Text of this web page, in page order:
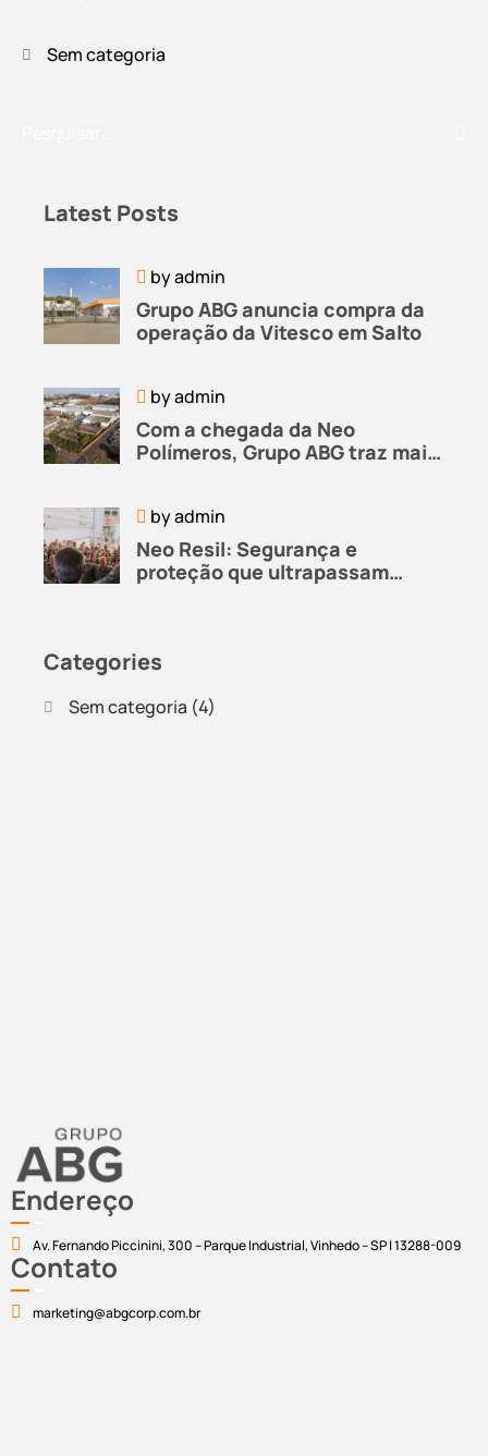
Sem categoria
Latest Posts
byadmin
Grupo ABG anuncia compra da
operação da Vitesco em Salto
byadmin
Com a chegada da Neo
Polímeros, Grupo ABG traz mais
byadmin
Neo Resil: Segurança e
proteção que ultrapassam
Categories
Sem categoria (4)
Endereço
Av. Fernando Piccinini, 300 – Parque Industrial, Vinhedo – SP | 13288-009
Contato
marketing@abgcorp.com.br